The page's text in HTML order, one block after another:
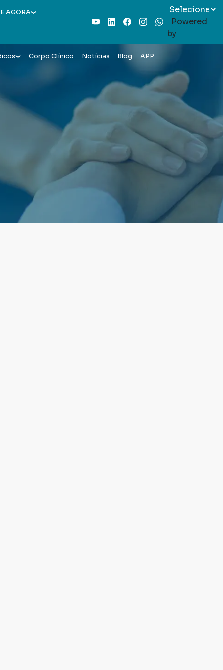
AGORA
YoutubeLinkedInFacebook
InstagramWhatsAppPowered
by
Corpo Clínico Notícias Blog APP